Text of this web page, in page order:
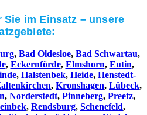
im Einsatz – unsere
, Bad Oldesloe, Bad Schwartau,
, Eckernförde, Elmshorn, Eutin,
, Halstenbek, Heide, Henstedt-
, Kronshagen, Lübeck,
, Norderstedt, Pinneberg, Preetz,
, Rendsburg, Schenefeld,